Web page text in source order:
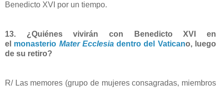
Benedicto XVI por un tiempo.
13. ¿Quiénes vivirán con Benedicto XVI en
el monasterio Mater Ecclesiadentro del Vaticano, luego
de su retiro?
R/ Las memores (grupo de mujeres consagradas, miembros